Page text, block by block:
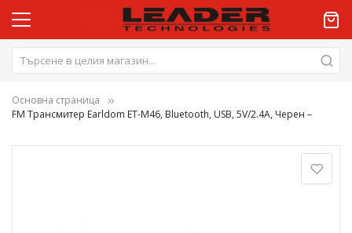
Основна страница
FM Трансмитер Earldom ET-M46, Bluetooth, USB, 5V/2.4A, Черен –